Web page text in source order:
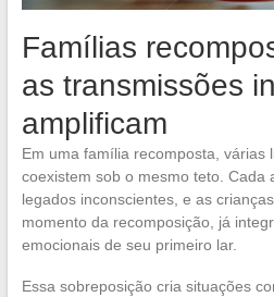
Famílias
as transmissões
amplificam
Em uma família recomposta, várias
coexistem sob o mesmo teto. Cada
legados inconscientes, e as
momento da recomposição, já
emocionais de seu primeiro lar.
Essa sobreposição cria situações